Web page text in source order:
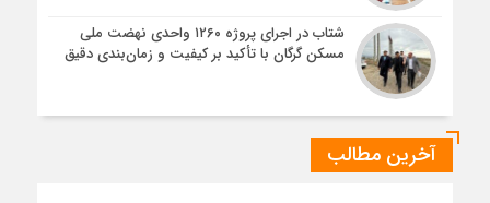
شتاب در اجرای پروژه ۱۲۶۰ واحدی نهضت ملی
مسکن گرگان با تأکید بر کیفیت و زمان‌بندی دقیق
آخرین مطالب